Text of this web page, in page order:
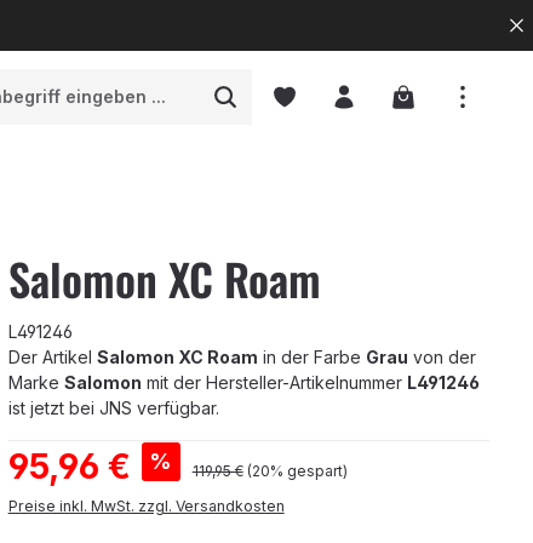
Warenkorb
Salomon XC Roam
L491246
Der Artikel Salomon XC Roam in der Farbe Grau von der
Marke Salomon mit der Hersteller-Artikelnummer L491246
ist jetzt bei JNS verfügbar.
Verkaufspreis:
95,96 € % Regulärer Preis:
119,95 € (20% gespart)
Preise inkl. MwSt. zzgl. Versandkosten